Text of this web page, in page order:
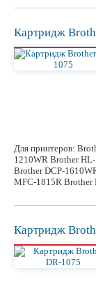
Картридж
Для принтеров:
1210WR Brother
Brother DCP-
MFC-1815R Brother
Картридж